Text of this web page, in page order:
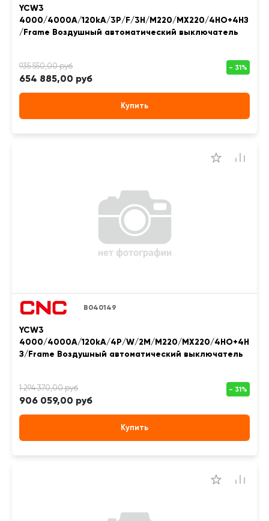
YCW3
4000/4000A/120kA/3P/F/3H/M220/MX220/4НО+4НЗ
/Frame Воздушный автоматический выключатель
654 885,00 руб
Купить
B040149
YCW3
4000/4000A/120kA/4P/W/2M/M220/MX220/4НО+4Н
З/Frame Воздушный автоматический выключатель
906 059,00 руб
Купить